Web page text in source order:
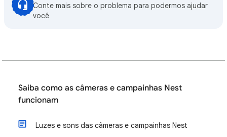
Conte mais sobre o problema para podermos ajudar
você
Saiba como as câmeras e campainhas Nest
funcionam
Luzes e sons das câmeras e campainhas Nest